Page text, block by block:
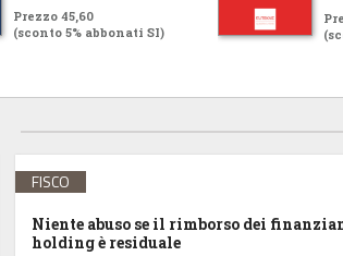
Prezzo 45,60
(sconto 5% abbonati SI)
FISCO
Niente abuso se il rimborso dei
holding è residuale